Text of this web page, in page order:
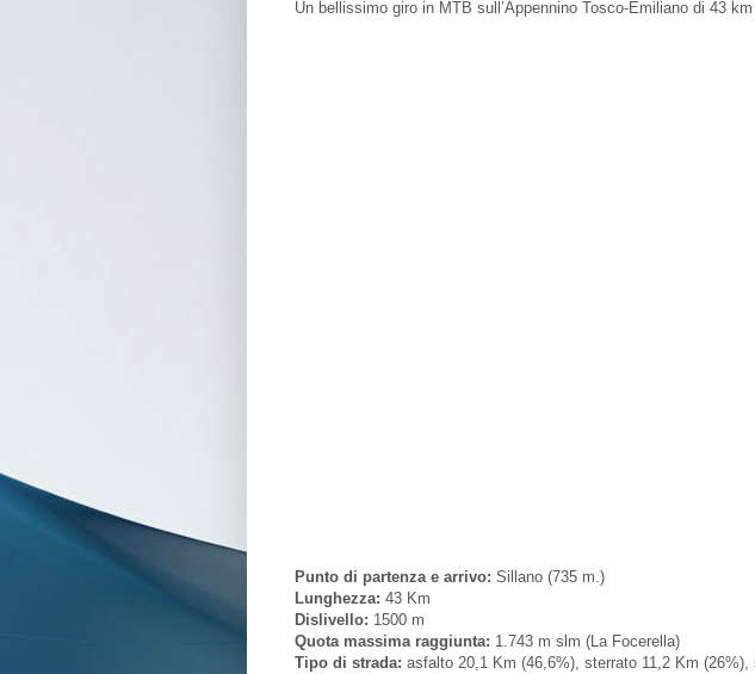
Un bellissimo giro in MTB sull’Appennino Tosco-Emiliano di 43
Punto di partenza e arrivo: Sillano (735 m.)
Lunghezza: 43 Km
Dislivello: 1500 m
Quota massima raggiunta: 1.743 m slm (La Focerella)
Tipo di strada: asfalto 20,1 Km (46,6%), sterrato 11,2 Km (26%),